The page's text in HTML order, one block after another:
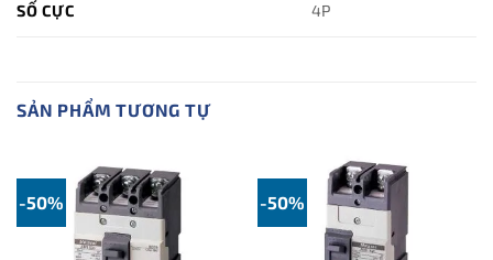
SỐ CỰC 4P
SẢN PHẨM TƯƠNG TỰ
-50% -50%